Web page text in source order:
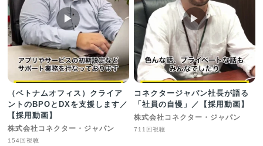
▶︎
（ベトナムオフィス）クライア
ントのBPOとDXを支援します／
【採用動画】
株式会社コネクター・ジャパン
154回視聴
▶︎
コネクタージャパン社長が語る
「社員の自慢」／【採用動画】
株式会社コネクター・ジャパン
711回視聴